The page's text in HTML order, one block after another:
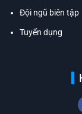
Đội ngũ biên tập
Tuyển dụng